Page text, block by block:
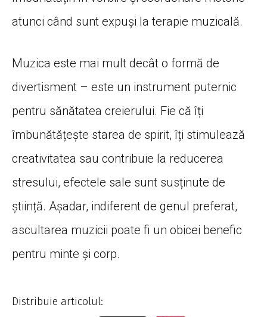
atunci când sunt expuși la terapie muzicală.
Muzica este mai mult decât o formă de
divertisment – este un instrument puternic
pentru sănătatea creierului. Fie că îți
îmbunătățește starea de spirit, îți stimulează
creativitatea sau contribuie la reducerea
stresului, efectele sale sunt susținute de
știință. Așadar, indiferent de genul preferat,
ascultarea muzicii poate fi un obicei benefic
pentru minte și corp.
Distribuie articolul: